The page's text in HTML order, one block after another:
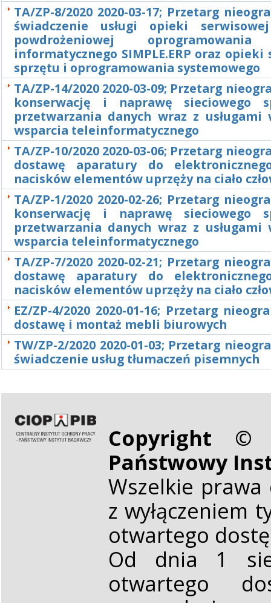
TA/ZP-8/2020 2020-03-17; Przetarg
świadczenie usługi opieki
powdrożeniowej
informatycznego SIMPLE.ERP oraz
sprzętu i oprogramowania systemowego
TA/ZP-14/2020 2020-03-09; Przetarg
konserwację i naprawę sieciowego
przetwarzania danych wraz z usługami
wsparcia teleinformatycznego
TA/ZP-10/2020 2020-03-06; Przetarg
dostawę aparatury do
nacisków elementów uprzęży na ciało
TA/ZP-1/2020 2020-02-26; Przetarg
konserwację i naprawę sieciowego
przetwarzania danych wraz z usługami
wsparcia teleinformatycznego
TA/ZP-7/2020 2020-02-21; Przetarg
dostawę aparatury do
nacisków elementów uprzęży na ciało
EZ/ZP-4/2020 2020-01-16; Przetarg
dostawę i montaż mebli biurowych
TW/ZP-2/2020 2020-01-03; Przetarg
świadczenie usług tłumaczeń pisemnych
Copyright ©
Państwowy
Wszelkie
z wyłączeniem
otwartego
Od dnia 1
otwartego